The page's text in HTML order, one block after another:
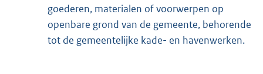
goederen, materialen of voorwerpen op
openbare grond van de gemeente, behorende
tot de gemeentelijke kade- en havenwerken.